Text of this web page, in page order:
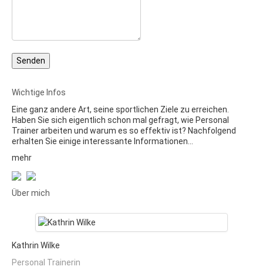
Wichtige Infos
Eine ganz andere Art, seine sportlichen Ziele zu erreichen.
Haben Sie sich eigentlich schon mal gefragt, wie Personal
Trainer arbeiten und warum es so effektiv ist? Nachfolgend
erhalten Sie einige interessante Informationen…
mehr
Über mich
Kathrin Wilke
Personal Trainerin